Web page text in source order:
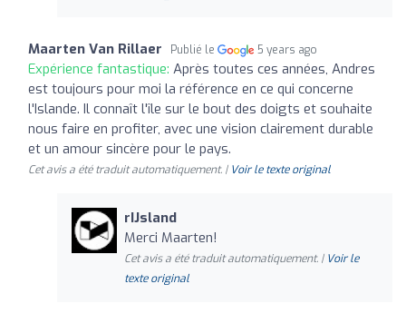
Maarten Van Rillaer Publié le 5 years ago
Expérience fantastique: Après toutes ces années, Andres
est toujours pour moi la référence en ce qui concerne
l'Islande. Il connaît l'île sur le bout des doigts et souhaite
nous faire en profiter, avec une vision clairement durable
et un amour sincère pour le pays.
Cet avis a été traduit automatiquement. | Voir le texte original
rIJsland
Merci Maarten!
Cet avis a été traduit automatiquement. | Voir le
texte original